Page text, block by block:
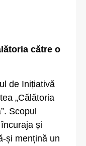
către o
de Inițiativă
„Călătoria
Scopul
și
și mențină un